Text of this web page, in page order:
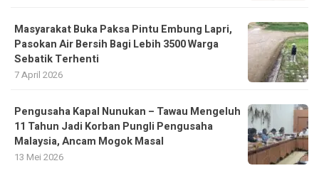
Masyarakat Buka Paksa Pintu Embung Lapri,
Pasokan Air Bersih Bagi Lebih 3500 Warga
Sebatik Terhenti
7 April 2026
Pengusaha Kapal Nunukan – Tawau Mengeluh
11 Tahun Jadi Korban Pungli Pengusaha
Malaysia, Ancam Mogok Masal
13 Mei 2026